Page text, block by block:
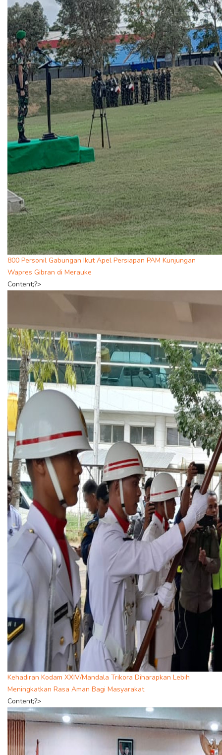
800 Personil Gabungan Ikut Apel Persiapan PAM Kunjungan
Wapres Gibran di Merauke
Content;?>
Kehadiran Kodam XXIV/Mandala Trikora Diharapkan Lebih
Meningkatkan Rasa Aman Bagi Masyarakat
Content;?>